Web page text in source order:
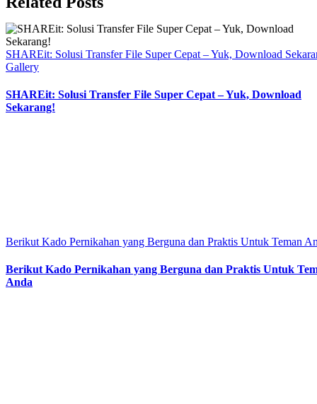
SHAREit: Solusi Transfer File Super Cepat – Yuk, Download
Gallery
SHAREit: Solusi Transfer File Super Cepat – Yuk, Download
Sekarang!
Berikut Kado Pernikahan yang Berguna dan Praktis Untuk Teman
Berikut Kado Pernikahan yang Berguna dan Praktis Untuk
Anda